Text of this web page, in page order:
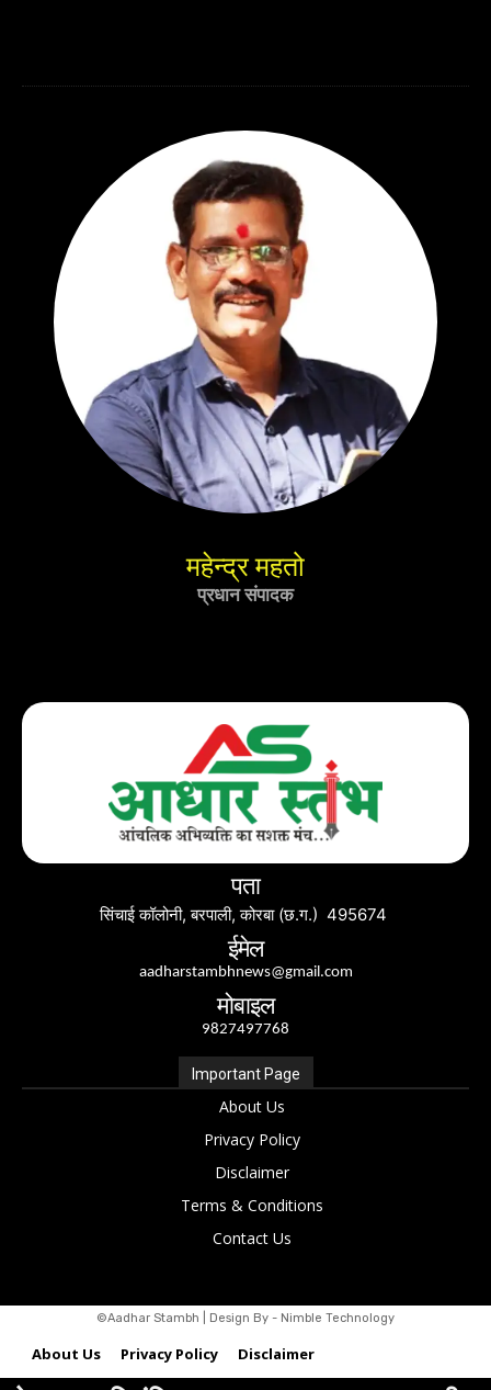
महेन्द्र महतो
प्रधान संपादक
पता
सिंचाई कॉलोनी, बरपाली, कोरबा (छ.ग.) 495674
ईमेल
aadharstambhnews@gmail.com
मोबाइल
9827497768
Important Page
About Us
Privacy Policy
Disclaimer
Terms & Conditions
Contact Us
©Aadhar Stambh | Design By - Nimble Technology
About Us Privacy Policy Disclaimer